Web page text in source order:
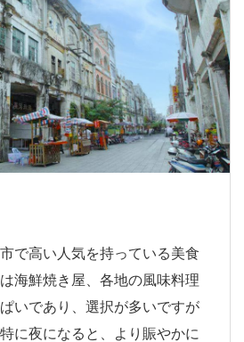
で高い人気を持っている美食
海鮮焼き屋、各地の風味料理
いであり、選択が多いですが
に夜になると、より賑やかに